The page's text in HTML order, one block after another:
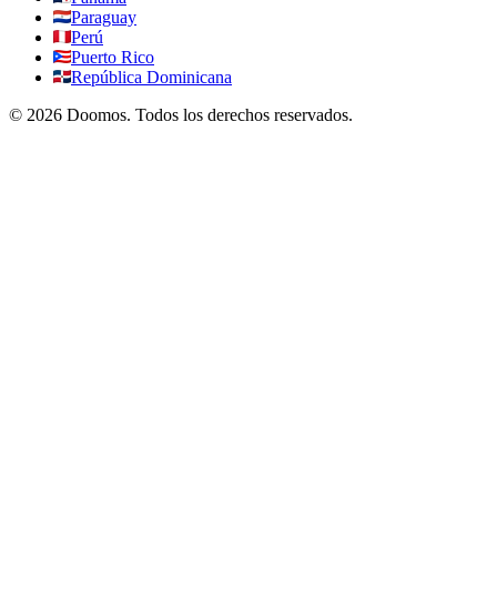
Paraguay
Perú
Puerto Rico
República Dominicana
© 2026 Doomos. Todos los derechos reservados.